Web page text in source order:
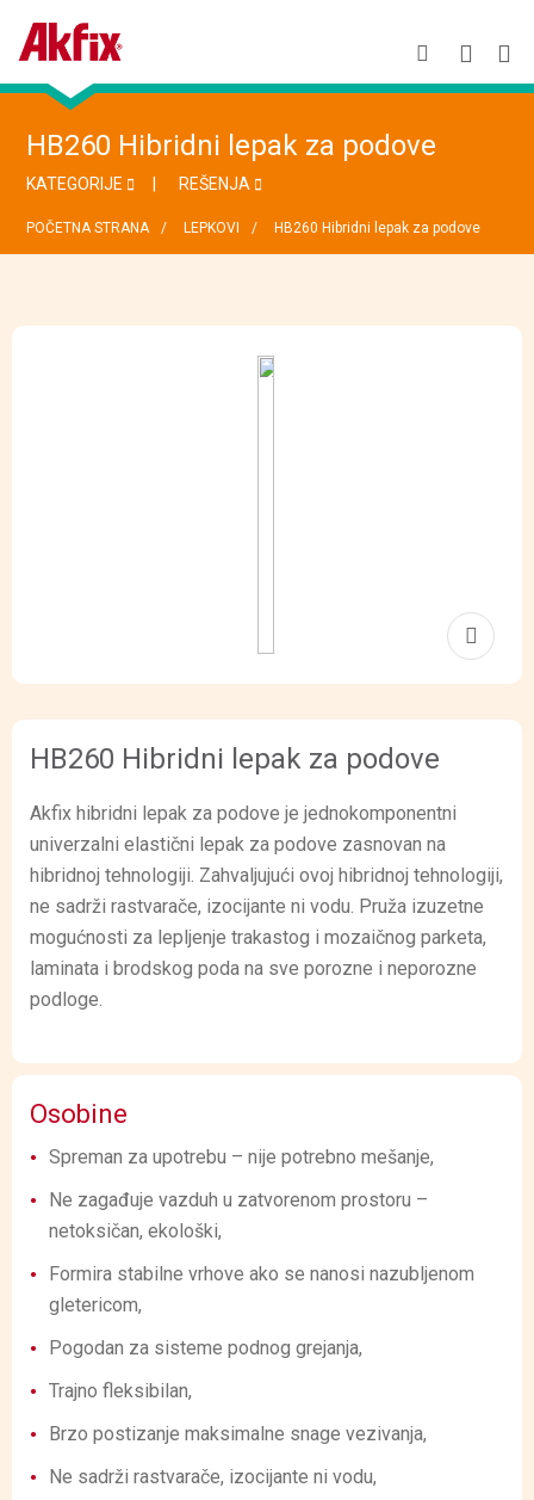
HB260 Hibridni lepak za podove
KATEGORIJE REŠENJA
POČETNA STRANA LEPKOVI HB260 Hibridni lepak za podove
HB260 Hibridni lepak za podove
Akfix hibridni lepak za podove je jednokomponentni
univerzalni elastični lepak za podove zasnovan na
hibridnoj tehnologiji. Zahvaljujući ovoj hibridnoj tehnologiji,
ne sadrži rastvarače, izocijante ni vodu. Pruža izuzetne
mogućnosti za lepljenje trakastog i mozaičnog parketa,
laminata i brodskog poda na sve porozne i neporozne
podloge.
Osobine
Spreman za upotrebu – nije potrebno mešanje,
Ne zagađuje vazduh u zatvorenom prostoru –
netoksičan, ekološki,
Formira stabilne vrhove ako se nanosi nazubljenom
gletericom,
Pogodan za sisteme podnog grejanja,
Trajno fleksibilan,
Brzo postizanje maksimalne snage vezivanja,
Ne sadrži rastvarače, izocijante ni vodu,